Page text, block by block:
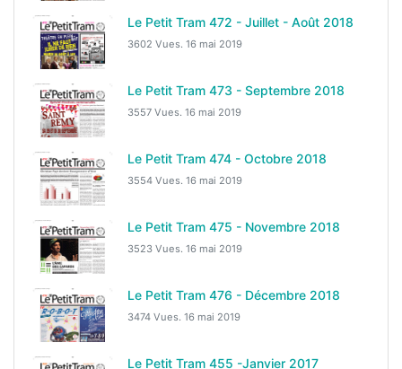
Le Petit Tram 472 - Juillet - Août 2018
3602 Vues. 16 mai 2019
Le Petit Tram 473 - Septembre 2018
3557 Vues. 16 mai 2019
Le Petit Tram 474 - Octobre 2018
3554 Vues. 16 mai 2019
Le Petit Tram 475 - Novembre 2018
3523 Vues. 16 mai 2019
Le Petit Tram 476 - Décembre 2018
3474 Vues. 16 mai 2019
Le Petit Tram 455 -Janvier 2017